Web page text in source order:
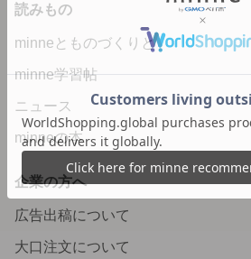
読みもの
minneとものづくりと
minne学習帖
ニュース
minneの本
企業の方へ
広告出稿について
大口注文について